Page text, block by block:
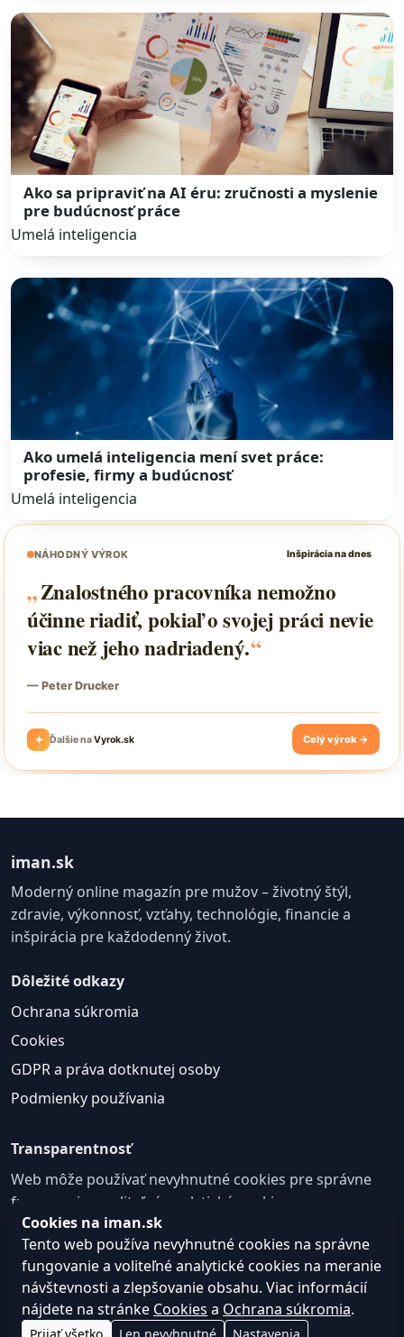
Ako sa pripraviť na AI éru: zručnosti a myslenie
pre budúcnosť práce
Umelá inteligencia
Ako umelá inteligencia mení svet práce:
profesie, firmy a budúcnosť
Umelá inteligencia
iman.sk
Moderný online magazín pre mužov – životný štýl,
zdravie, výkonnosť, vzťahy, technológie, financie a
inšpirácia pre každodenný život.
Dôležité odkazy
Ochrana súkromia
Cookies
GDPR a práva dotknutej osoby
Podmienky používania
Transparentnosť
Web môže používať nevyhnutné cookies pre správne
fungovanie a voliteľné analytické cookies na
zlepšovanie obsahu a používateľskej skúsenosti.
Nastavenie cookies
© 2026
Web design, tvorba webu a SEO –Consultee,
Cookies na iman.sk
Tento web používa nevyhnutné cookies na správne
fungovanie a voliteľné analytické cookies na meranie
návštevnosti a zlepšovanie obsahu. Viac informácií
nájdete na stránke Cookies a Ochrana súkromia.